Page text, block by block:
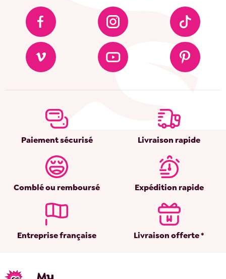
Paiement sécurisé Livraison rapide
Comblé ou remboursé Expédition rapide
Entreprise française Livraison offerte *